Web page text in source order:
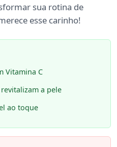
sua rotina de
esse carinho!
Vitamina C
a pele
ao toque